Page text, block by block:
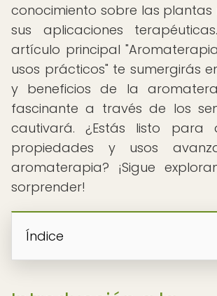
conocimiento sobre las plantas
sus aplicaciones
artículo principal
usos prácticos" te sumergirás
y beneficios de la
fascinante a través de los
cautivará. ¿Estás listo para
propiedades y usos
aromaterapia? ¡Sigue
sorprender!
Índice